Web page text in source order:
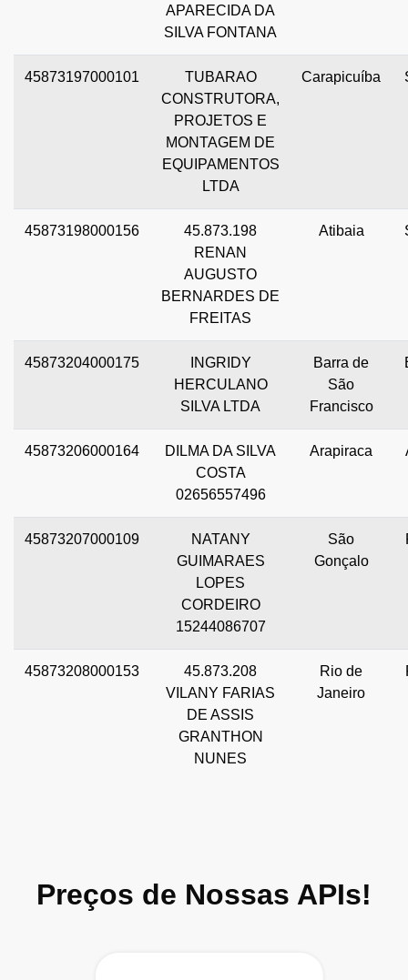
APARECIDA DA
SILVA FONTANA
45873197000101
TUBARAO
CONSTRUTORA,
PROJETOS E
MONTAGEM DE
EQUIPAMENTOS
LTDA
Carapicuíba
45873198000156
45.873.198
RENAN
AUGUSTO
BERNARDES DE
FREITAS
Atibaia
45873204000175
INGRIDY
HERCULANO
SILVA LTDA
Barra de
São
Francisco
45873206000164
DILMA DA SILVA
COSTA
02656557496
Arapiraca
45873207000109
NATANY
GUIMARAES
LOPES
CORDEIRO
15244086707
São
Gonçalo
45873208000153
45.873.208
VILANY FARIAS
DE ASSIS
GRANTHON
NUNES
Rio de
Janeiro
Preços de Nossas APIs!